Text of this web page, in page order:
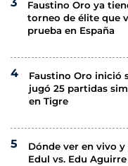
Faustino Oro ya
torneo de élite que
prueba en España
Faustino Oro inició
jugó 25 partidas
en Tigre
Dónde ver en vivo y
Edul vs. Edu